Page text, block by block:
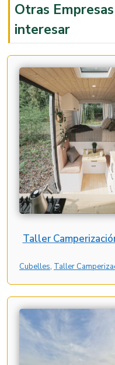
Otras
interesar
Taller
Cubelles, Taller